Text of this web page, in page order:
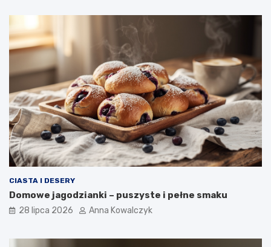
CIASTA I DESERY
Domowe jagodzianki – puszyste i pełne smaku
28 lipca 2026 Anna Kowalczyk